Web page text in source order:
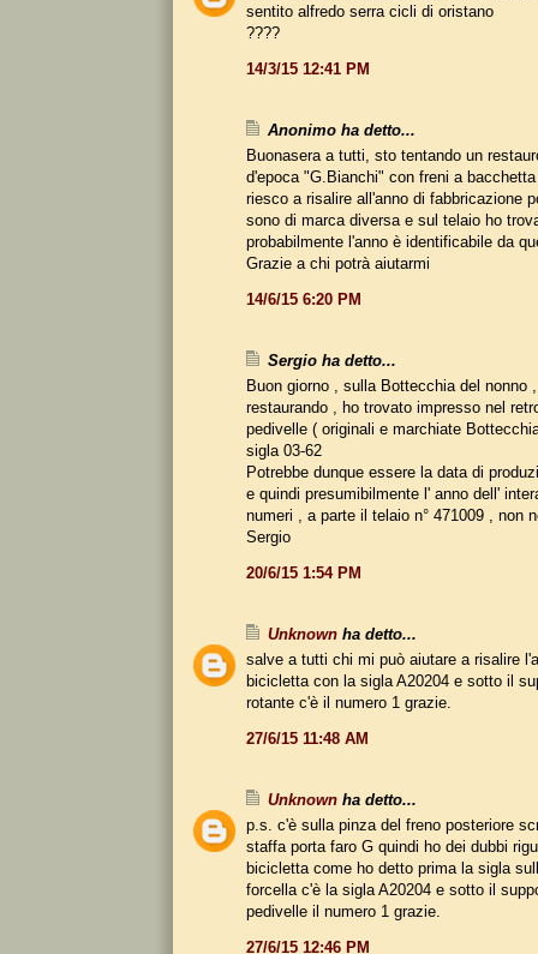
sentito alfredo serra cicli di oristano
????
14/3/15 12:41 PM
Anonimo ha detto...
Buonasera a tutti, sto tentando un
d'epoca "G.Bianchi" con freni a
riesco a risalire all'anno di fabbricazione
sono di marca diversa e sul telaio ho
probabilmente l'anno è identificabile da
Grazie a chi potrà aiutarmi
14/6/15 6:20 PM
Sergio ha detto...
Buon giorno , sulla Bottecchia del nonno
restaurando , ho trovato impresso nel
pedivelle ( originali e marchiate
sigla 03-62
Potrebbe dunque essere la data di
e quindi presumibilmente l' anno dell'
numeri , a parte il telaio n° 471009 , non
Sergio
20/6/15 1:54 PM
Unknown ha detto...
salve a tutti chi mi può aiutare a risalire
bicicletta con la sigla A20204 e sotto il
rotante c'è il numero 1 grazie.
27/6/15 11:48 AM
Unknown ha detto...
p.s. c'è sulla pinza del freno posteriore
staffa porta faro G quindi ho dei dubbi
bicicletta come ho detto prima la sigla
forcella c'è la sigla A20204 e sotto il
pedivelle il numero 1 grazie.
27/6/15 12:46 PM